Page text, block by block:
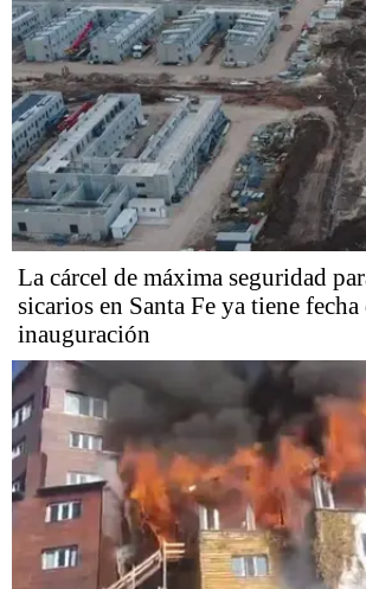
La cárcel de máxima seguridad
sicarios en Santa Fe ya tiene fecha
inauguración